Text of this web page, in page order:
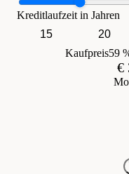
Kreditlaufzeit in Jahren
15
20
Kaufpreis59
€